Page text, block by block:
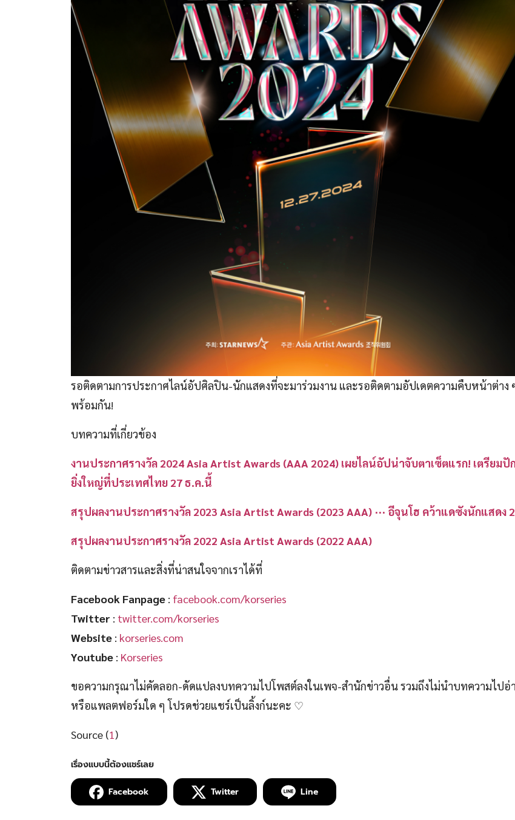
รอติดตามการประกาศไลน์อัปศิลปิน-นักแสดงที่จะมาร่วมงาน และรอติดตามอัปเดตความคืบหน้าต่าง
พร้อมกัน!
บทความที่เกี่ยวข้อง
งานประกาศรางวัล 2024 Asia Artist Awards (AAA 2024) เผยไลน์อัปน่าจับตาเซ็ตแรก! เตรียม
ยิ่งใหญ่ที่ประเทศไทย 27 ธ.ค.นี้
สรุปผลงานประกาศรางวัล 2023 Asia Artist Awards (2023 AAA) ⋯ อีจุนโฮ คว้าแดซังนักแสดง
สรุปผลงานประกาศรางวัล 2022 Asia Artist Awards (2022 AAA)
ติดตามข่าวสารและสิ่งที่น่าสนใจจากเราได้ที่
Facebook Fanpage : facebook.com/korseries
Twitter : twitter.com/korseries
Website : korseries.com
Youtube : Korseries
ขอความกรุณาไม่คัดลอก-ดัดแปลงบทความไปโพสต์ลงในเพจ-สำนักข่าวอื่น รวมถึงไม่นำบทความไปอ่
หรือแพลตฟอร์มใด ๆ โปรดช่วยแชร์เป็นลิ้งก์นะคะ ♡
Source (1)
Facebook Twitter Line